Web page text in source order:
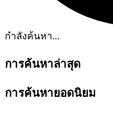
กำลังค้นหา...
การค้นหาล่าสุด
การค้นหายอดนิยม